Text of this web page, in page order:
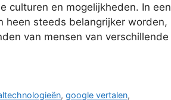
culturen en mogelijkheden. In een
heen steeds belangrijker worden,
van mensen van verschillende
,google vertalen,